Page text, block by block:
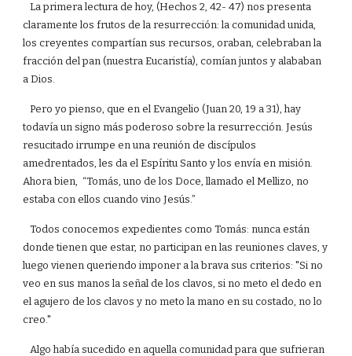
La primera lectura de hoy, (Hechos 2, 42- 47) nos presenta
claramente los frutos de la resurrección: la comunidad unida,
los creyentes compartían sus recursos, oraban, celebraban la
fracción del pan (nuestra Eucaristía), comían juntos y alababan
a Dios.
Pero yo pienso, que en el Evangelio (Juan 20, 19 a 31), hay
todavía un signo más poderoso sobre la resurrección. Jesús
resucitado irrumpe en una reunión de discípulos
amedrentados, les da el Espíritu Santo y los envía en misión.
Ahora bien, “Tomás, uno de los Doce, llamado el Mellizo, no
estaba con ellos cuando vino Jesús.”
Todos conocemos expedientes como Tomás: nunca están
donde tienen que estar, no participan en las reuniones claves, y
luego vienen queriendo imponer a la brava sus criterios: "Si no
veo en sus manos la señal de los clavos, si no meto el dedo en
el agujero de los clavos y no meto la mano en su costado, no lo
creo."
Algo había sucedido en aquella comunidad para que sufrieran